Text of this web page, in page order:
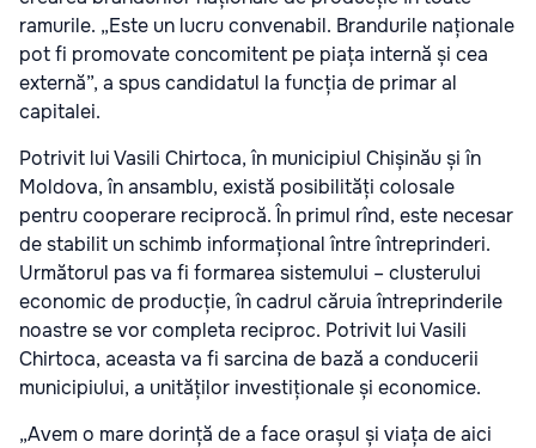
ramurile. „Este un lucru convenabil. Brandurile naționale
pot fi promovate concomitent pe piața internă și cea
externă”, a spus candidatul la funcția de primar al
capitalei.
Potrivit lui Vasili Chirtoca, în municipiul Chișinău și în
Moldova, în ansamblu, există posibilități colosale
pentru cooperare reciprocă. În primul rînd, este necesar
de stabilit un schimb informațional între întreprinderi.
Următorul pas va fi formarea sistemului – clusterului
economic de producție, în cadrul căruia întreprinderile
noastre se vor completa reciproc. Potrivit lui Vasili
Chirtoca, aceasta va fi sarcina de bază a conducerii
municipiului, a unităților investiționale și economice.
„Avem o mare dorință de a face orașul și viața de aici